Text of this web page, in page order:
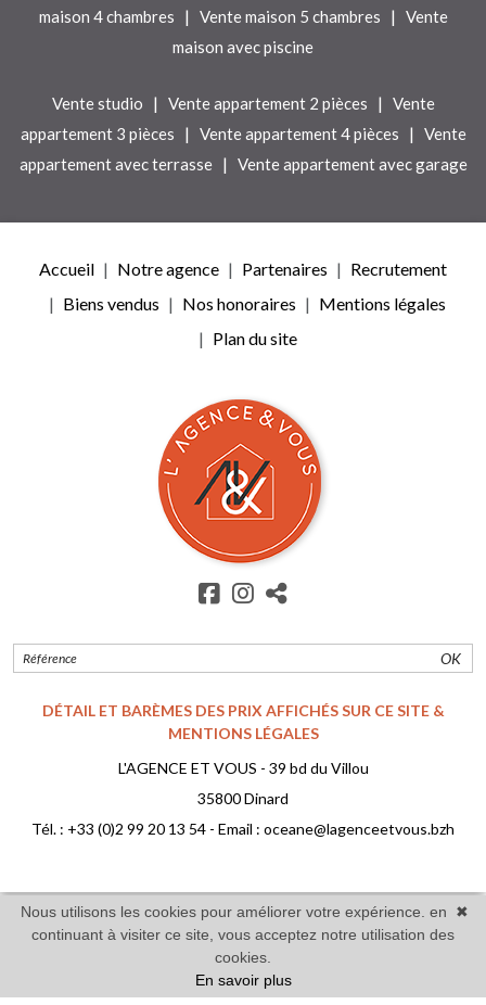
maison 4 chambres
| Vente maison 5 chambres | Vente
maison avec piscine
Vente studio | Vente appartement 2 pièces | Vente
appartement 3 pièces
| Vente appartement 4 pièces | Vente
appartement avec terrasse| Vente appartement avec garage
Accueil Notre agence Partenaires
Recrutement
Biens vendus
Nos honoraires
Mentions légales
Plan du site
OK
DÉTAIL ET BARÈMES DES PRIX AFFICHÉS SUR CE SITE &
MENTIONS LÉGALES
L'AGENCE ET VOUS - 39 bd du Villou
35800 Dinard
Tél. : +33 (0)2 99 20 13 54 - Email : oceane@lagenceetvous.bzh
Réalisé par Twimmo : logiciel, site internet et référencement
✖
Nous utilisons les cookies pour améliorer votre expérience. en
continuant à visiter ce site, vous acceptez notre utilisation des
cookies.
En savoir plus